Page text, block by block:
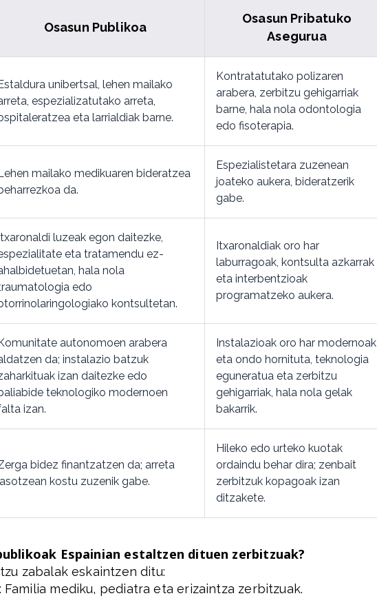
Osasun Publikoa
Osasun Pribatuko
Asegurua
unibertsal, lehen mailako
espezializatutako arreta,
eta larrialdiak barne.
Kontratatutako polizaren
arabera, zerbitzu gehigarriak
barne, hala nola odontologia
edo fisoterapia.
mailako medikuaren bideratzea
da.
Espezialistetara zuzenean
joateko aukera, bideratzerik
gabe.
luzeak egon daitezke,
eta tratamendu ez-
hala nola
edo
kontsultetan.
Itxaronaldiak oro har
laburragoak, kontsulta azkarrak
eta interbentzioak
programatzeko aukera.
autonomoen arabera
da; instalazio batzuk
izan daitezke edo
teknologiko modernoen
izan.
Instalazioak oro har modernoak
eta ondo hornituta, teknologia
eguneratua eta zerbitzu
gehigarriak, hala nola gelak
bakarrik.
bidez finantzatzen da; arreta
kostu zuzenik gabe.
Hileko edo urteko kuotak
ordaindu behar dira; zenbait
zerbitzuk kopagoak izan
ditzakete.
Espainian estaltzen dituen zerbitzuak?
zabalak eskaintzen ditu:
mediku, pediatra eta erizaintza zerbitzuak.